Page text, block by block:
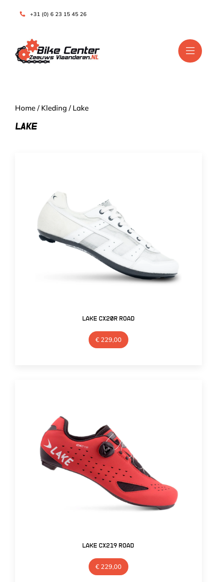
+31 (0) 6 23 15 45 26
Home / Kleding / Lake
LAKE
Lake CX20R Road
€229,00
Lake CX219 Road
€229,00